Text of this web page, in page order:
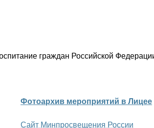
граждан Российской
Фотоархив мероприятий в Лицее
Сайт Минпросвещения России